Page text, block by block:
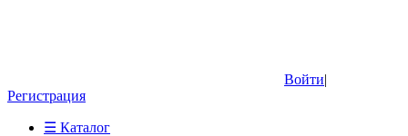
Войти|
Регистрация
☰ Каталог